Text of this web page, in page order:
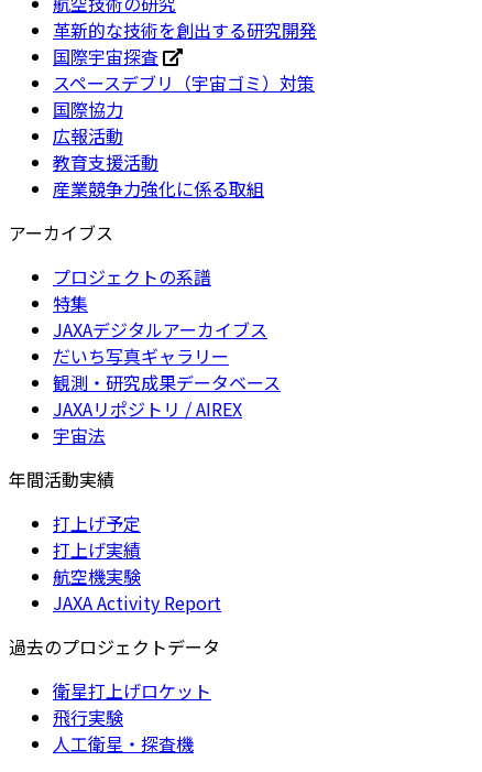
革新的な技術を創出する研究開発
国際宇宙探査
スペースデブリ（宇宙ゴミ）対策
国際協力
広報活動
教育支援活動
産業競争力強化に係る取組
アーカイブス
プロジェクトの系譜
特集
JAXAデジタルアーカイブス
だいち写真ギャラリー
観測・研究成果データベース
JAXAリポジトリ / AIREX
宇宙法
年間活動実績
打上げ予定
打上げ実績
航空機実験
JAXA Activity Report
過去のプロジェクトデータ
衛星打上げロケット
飛行実験
人工衛星・探査機